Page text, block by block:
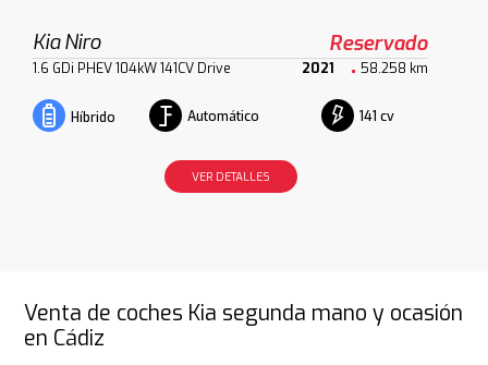
Kia Niro Reservado
1.6 GDi PHEV 104kW 141CV Drive 2021 58.258 km
Híbrido Automático 141 cv
VER DETALLES
Venta de coches Kia segunda mano y ocasión
en Cádiz